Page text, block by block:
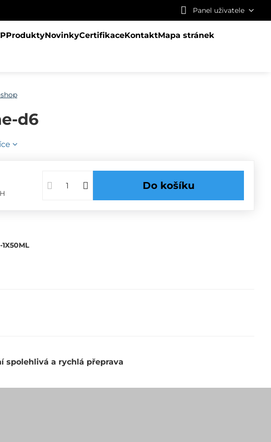
Panel uživatele
ProduktyNovinkyCertifikaceKontaktMapa stránek
d6
Do košíku
spolehlivá a rychlá přeprava